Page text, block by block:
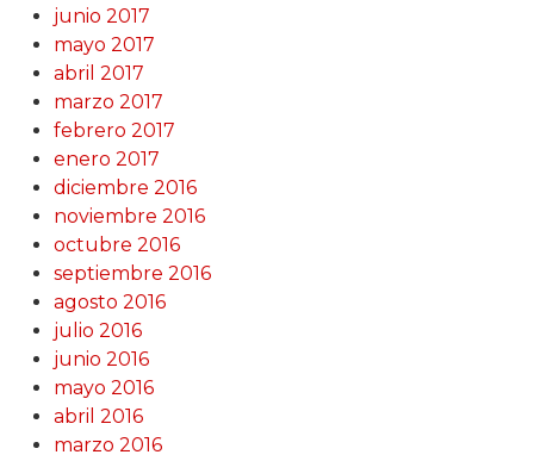
junio 2017
mayo 2017
abril 2017
marzo 2017
febrero 2017
enero 2017
diciembre 2016
noviembre 2016
octubre 2016
septiembre 2016
agosto 2016
julio 2016
junio 2016
mayo 2016
abril 2016
marzo 2016